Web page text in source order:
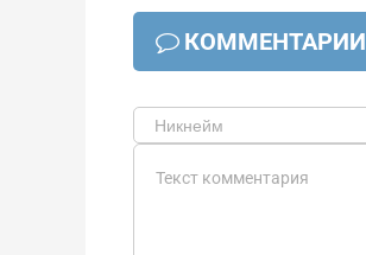
КОММЕНТАРИИ